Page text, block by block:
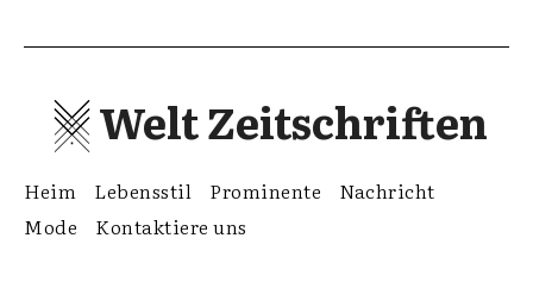
Welt Zeitschriften
Heim Lebensstil Prominente
Nachricht
Mode
Kontaktiere uns